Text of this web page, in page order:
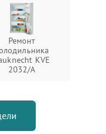
Ремонт
KVE
2032/A